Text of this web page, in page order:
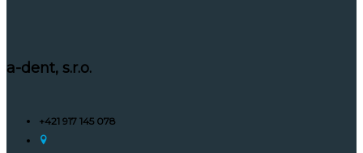
a-dent, s.r.o.
+421 917 145 078